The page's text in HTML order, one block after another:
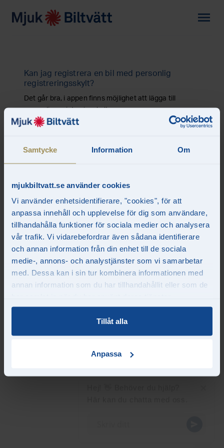
Samtycke Information Om
mjukbiltvatt.se använder cookies
Vi använder enhetsidentifierare, "cookies", för att
anpassa innehåll och upplevelse för dig som användare,
tillhandahålla funktioner för sociala medier och analysera
vår trafik. Vi vidarebefordrar även sådana identifierare
och annan information från din enhet till de sociala
medie-, annons- och analystjänster som vi samarbetar
med. Dessa kan i sin tur kombinera informationen med
annan information som du har tillhandahållit eller som de
Tillåt alla
Anpassa
menu
Kan jag registrera en bil med personlig
registreringsskylt?
Det går bra, i appen finns möjlighet att lägga till
personlig registreringskylt.